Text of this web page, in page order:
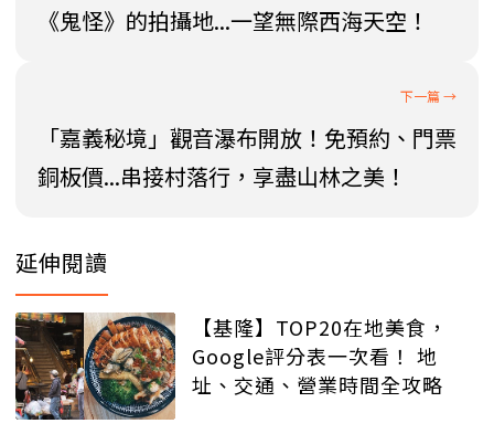
《鬼怪》的拍攝地...一望無際西海天空！
「嘉義秘境」觀音瀑布開放！免預約、門票
銅板價...串接村落行，享盡山林之美！
延伸閱讀
【基隆】TOP20在地美食，
Google評分表一次看！ 地
址、交通、營業時間全攻略